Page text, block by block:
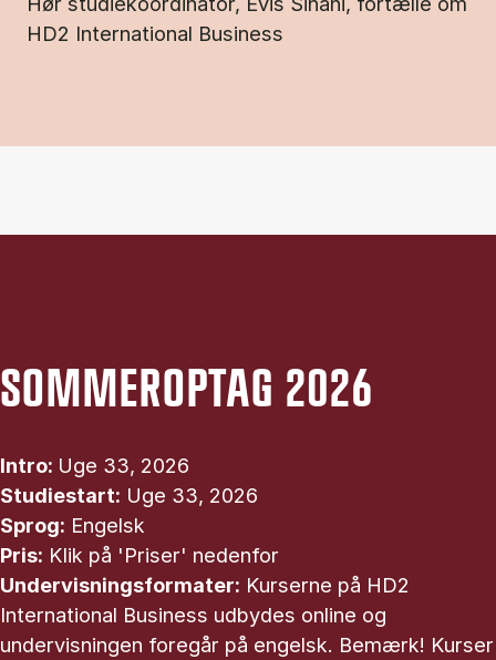
HD2 International Business
SOMMEROPTAG 2026
Intro: Uge 33, 2026
Studiestart: Uge 33, 2026
Sprog: Engelsk
Pris: Klik på 'Priser' nedenfor
Undervisningsformater: Kurserne på HD2
International Business udbydes online og
undervisningen foregår på engelsk. Bemærk! Kurser